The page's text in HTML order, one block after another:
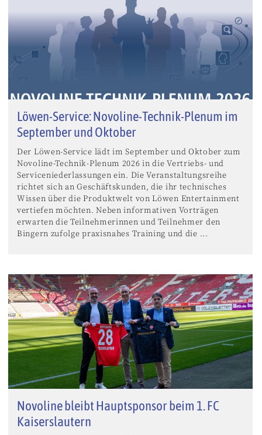
Löwen-Service: Novoline-Technik-Plenum im
September und Oktober
Der Löwen-Service lädt im September und Oktober zum
Novoline-Technik-Plenum 2026 in die Vertriebs- und
Serviceniederlassungen ein. Die Veranstaltungsreihe
richtet sich an Geschäftskunden, die ihr technisches
Wissen über die Produktwelt von Löwen Entertainment
vertiefen möchten. Neben informativen Vorträgen
erwarten die Teilnehmerinnen und Teilnehmer den
Bingern zufolge praxisnahes Training und die ...
Novoline bleibt Hauptsponsor beim 1. FC
Kaiserslautern